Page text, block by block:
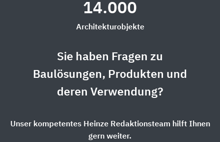
14.000
Architekturobjekte
Sie haben Fragen zu
Baulösungen, Produkten und
deren Verwendung?
Unser kompetentes Heinze Redaktionsteam hilft Ihnen
gern weiter.